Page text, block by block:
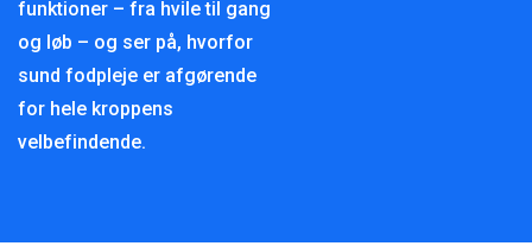
funktioner – fra hvile til gang
og løb – og ser på, hvorfor
sund fodpleje er afgørende
for hele kroppens
velbefindende.